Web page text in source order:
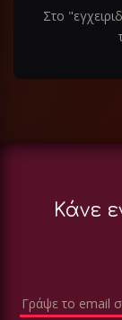
Στο
Κάνε